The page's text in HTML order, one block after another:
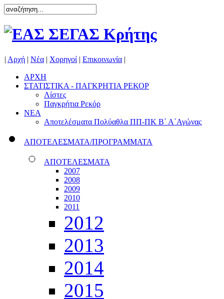
| Αρχή | Νέα | Χορηγοί | Επικοινωνία |
ΑΡΧΗ
ΣΤΑΤΙΣΤΙΚΑ - ΠΑΓΚΡΗΤΙΑ ΡΕΚΟΡ
Λίστες
Παγκρήτια Ρεκόρ
ΝΕΑ
Αποτελέσματα Πολύαθλα ΠΠ-ΠΚ Β΄ Α΄Αγώνας
ΑΠΟΤΕΛΕΣΜΑΤΑ/ΠΡΟΓΡΑΜΜΑΤΑ
ΑΠΟΤΕΛΕΣΜΑΤΑ
2007
2008
2009
2010
2011
2012
2013
2014
2015